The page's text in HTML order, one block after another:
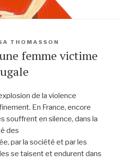
THOMASSON
femme victime
de la violence
En France, encore
souffrent en silence, dans la
des
par la société et par les
se taisent et endurent dans